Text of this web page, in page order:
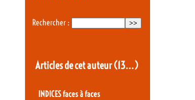
Rechercher :
Articles de cet auteur(13…)
INDICES faces à faces